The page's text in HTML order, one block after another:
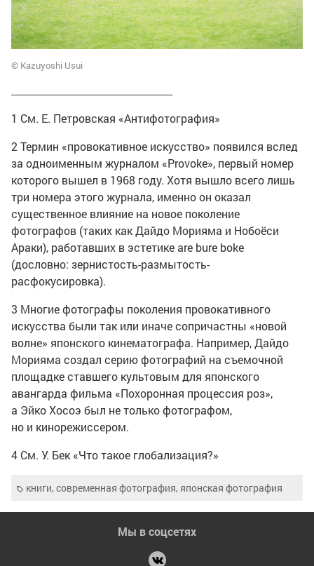
© Kazuyoshi Usui
1 См. Е. Петровская «Антифотография»
2 Термин «провокативное искусство» появился вслед
за одноименным журналом «Provoke», первый номер
которого вышел в 1968 году. Хотя вышло всего лишь
три номера этого журнала, именно он оказал
существенное влияние на новое поколение
фотографов (таких как Дайдо Морияма и Нобоёси
Араки), работавших в эстетике are bure boke
(дословно: зернистость-размытость-
расфокусировка).
3 Многие фотографы поколения провокативного
искусства были так или иначе сопричастны «новой
волне» японского кинематографа. Например, Дайдо
Морияма создал серию фотографий на съемочной
площадке ставшего культовым для японского
авангарда фильма «Похоронная процессия роз»,
а Эйко Хосоэ был не только фотографом,
но и кинорежиссером.
4 См. У. Бек «Что такое глобализация?»
книги, современная фотография, японская фотография
Мы в соцсетях